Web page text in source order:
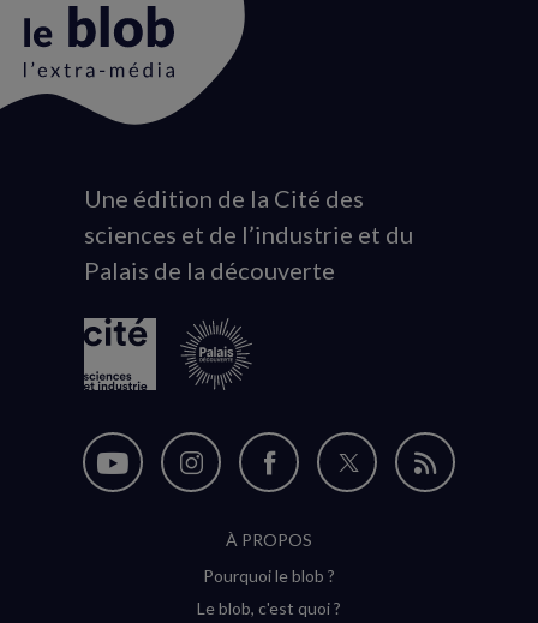
Animation
du
logo
Une édition de la Cité des
sciences et de l’industrie et du
Palais de la découverte
Nous
Nous
Instagram
Nous
sur
Facebook
Nous
Flux
À PROPOS
Pourquoi le blob ?
Le blob, c'est quoi ?